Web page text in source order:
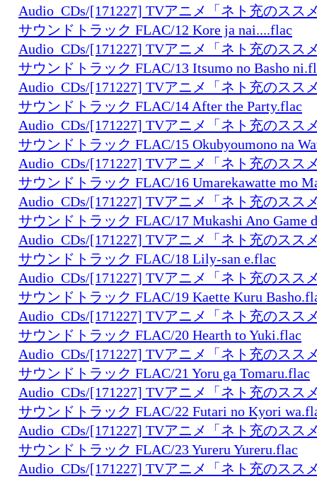
Audio_CDs/[171227] TVアニメ「ネト充のスス
サウンドトラック FLAC/12 Kore ja nai....flac
Audio_CDs/[171227] TVアニメ「ネト充のスス
サウンドトラック FLAC/13 Itsumo no Basho
Audio_CDs/[171227] TVアニメ「ネト充のスス
サウンドトラック FLAC/14 After the Party.flac
Audio_CDs/[171227] TVアニメ「ネト充のスス
サウンドトラック FLAC/15 Okubyoumono na
Audio_CDs/[171227] TVアニメ「ネト充のスス
サウンドトラック FLAC/16 Umarekawatte mo
Audio_CDs/[171227] TVアニメ「ネト充のスス
サウンドトラック FLAC/17 Mukashi Ano Game
Audio_CDs/[171227] TVアニメ「ネト充のスス
サウンドトラック FLAC/18 Lily-san e.flac
Audio_CDs/[171227] TVアニメ「ネト充のスス
サウンドトラック FLAC/19 Kaette Kuru
Audio_CDs/[171227] TVアニメ「ネト充のスス
サウンドトラック FLAC/20 Hearth to Yuki.flac
Audio_CDs/[171227] TVアニメ「ネト充のスス
サウンドトラック FLAC/21 Yoru ga Tomaru.flac
Audio_CDs/[171227] TVアニメ「ネト充のスス
サウンドトラック FLAC/22 Futari no Kyori
Audio_CDs/[171227] TVアニメ「ネト充のスス
サウンドトラック FLAC/23 Yureru Yureru.flac
Audio_CDs/[171227] TVアニメ「ネト充のスス